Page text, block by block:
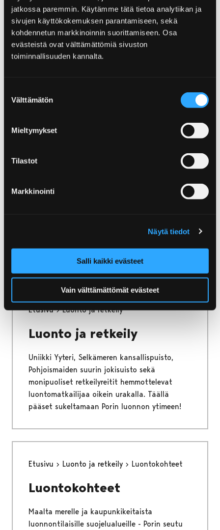
jatkossa paremmin. Käytämme tätä tietoa analytiikan ja
sivujen käyttökokemuksen parantamiseen, sekä
kohdennetun markkinoinnin suorittamiseen. Osa
evästeistä ovat välttämättömiä sivuston
toiminnallisuuden kannalta.
valinta
Välttämätön
Mieltymykset
Tilastot
Markkinointi
Näytä tiedot
Salli kaikki evästeet
Vain välttämättömät evästeet
Shoppailun iloa löydät Porin ostoskeskuksista
ja useista pienemmistä liikkeistä. Tule
tekemään löytöjä ja nappaa tuliaiset mukaan.
Muista myös kurkata Visit Porin
Etusivu
Tapahtumat
huippukastiin. Pori on kompaktin kokoinen
paikasta toiseen. Tutustu tarjontaan, tartu
Etusivu Luonto ja retkeily
Luonto ja retkeily
Uniikki Yyteri, Selkämeren kansallispuisto,
Pohjoismaiden suurin jokisuisto sekä
monipuoliset retkeilyreitit hemmottelevat
luontomatkailijaa oikein urakalla. Täällä
pääset sukeltamaan Porin luonnon ytimeen!
Etusivu Luonto ja retkeily Luontokohteet
Luontokohteet
Maalta merelle ja kaupunkikeitaista
luonnontilaisille suojelualueille - Porin seutu